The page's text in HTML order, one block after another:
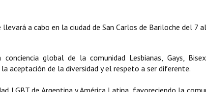
a cabo en la ciudad de San Carlos de Bariloche del 7
global de la comunidad Lesbianas, Gays,
aceptación de la diversidad y el respeto a ser diferente.